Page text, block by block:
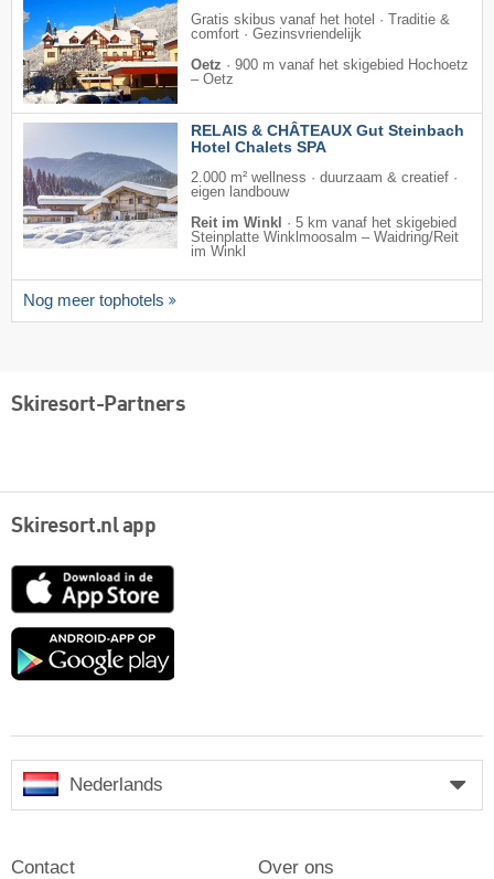
Gratis skibus vanaf het hotel · Traditie &
comfort · Gezinsvriendelijk
Oetz · 900 m vanaf het skigebied Hochoetz
– Oetz
RELAIS & CHÂTEAUX Gut Steinbach
Hotel Chalets SPA
2.000 m² wellness · duurzaam & creatief ·
eigen landbouw
Reit im Winkl
· 5 km vanaf het skigebied
Steinplatte Winklmoosalm – Waidring/​Reit
im Winkl
Nog meer tophotels
Skiresort-Partners
Skiresort.nl app
App
Google
Nederlands
Contact Over ons